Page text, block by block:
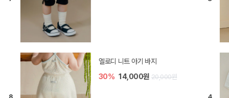
[SIZE ~6Y] 블룸 플리츠 쓰리피스
셋업